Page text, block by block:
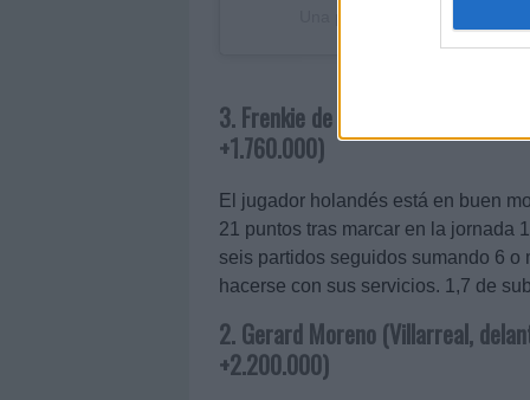
Una publicación compartida
3. Frenkie de Jong (Barcelona,
+1.760.000)
El jugador holandés está en buen
21 puntos tras marcar en la jornada
seis partidos seguidos sumando 6 o
hacerse con sus servicios. 1,7 de
2. Gerard Moreno (Villarreal,
+2.200.000)